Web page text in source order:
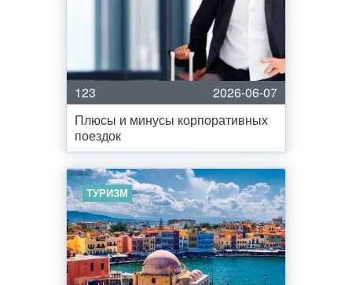
123
2026-06-07
Плюсы и минусы корпоративных
поездок
ТУРИЗМ